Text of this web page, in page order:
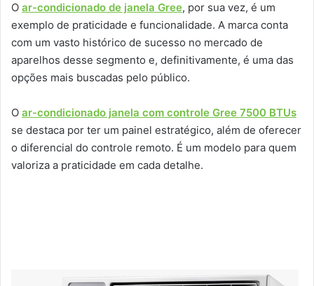
O ar-condicionado de janela Gree, por sua vez, é um
exemplo de praticidade e funcionalidade. A marca conta
com um vasto histórico de sucesso no mercado de
aparelhos desse segmento e, definitivamente, é uma das
opções mais buscadas pelo público.
O ar-condicionado janela com controle Gree 7500 BTUs
se destaca por ter um painel estratégico, além de oferecer
o diferencial do controle remoto. É um modelo para quem
valoriza a praticidade em cada detalhe.